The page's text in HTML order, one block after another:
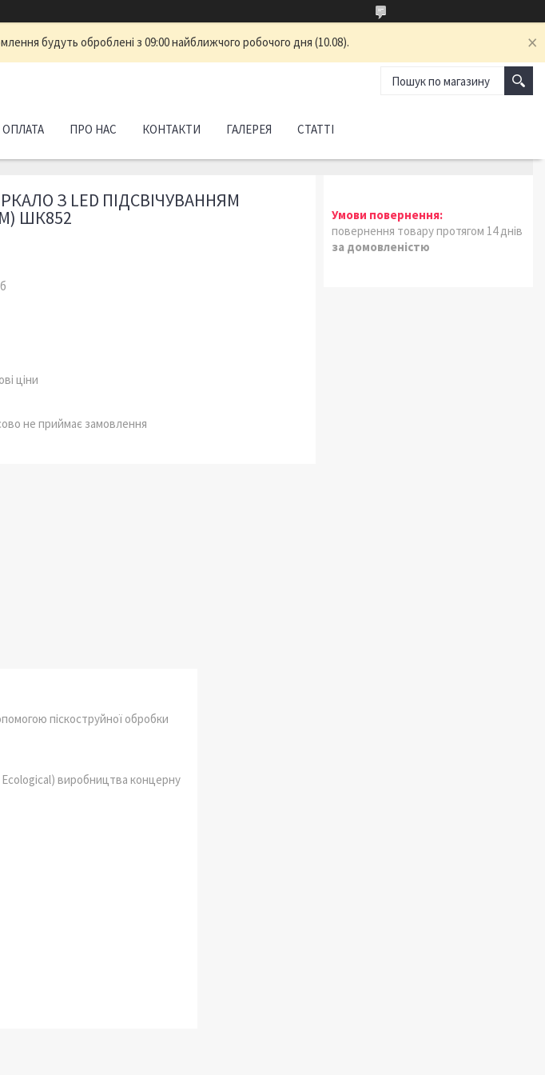
будуть оброблені з 09:00 найближчого робочого дня (10.08).
ОПЛАТА ПРО НАС КОНТАКТИ ГАЛЕРЕЯ СТАТТІ
З LED ПІДСВІЧУВАННЯМ
ШК852
ціни
не приймає замовлення
повернення товару протягом 14 днів
за домовленістю
піскоструйної обробки
виробництва концерну